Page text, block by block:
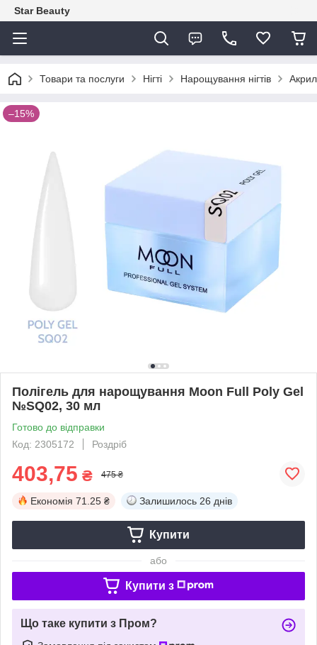
Star Beauty
Товари та послуги Нігті Нарощування нігтів
–15%
Полігель для нарощування Moon Full Poly Gel
№SQ02, 30 мл
Готово до відправки
Код: 2305172
Роздріб
403,75 ₴ 475 ₴
Економія 71.25 ₴ Залишилось 26 днів
Купити
або
Купити з
Що таке купити з Пром?